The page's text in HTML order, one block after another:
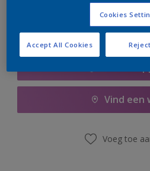
Vind een
Voeg toe
Cookies
Accept All Cookies